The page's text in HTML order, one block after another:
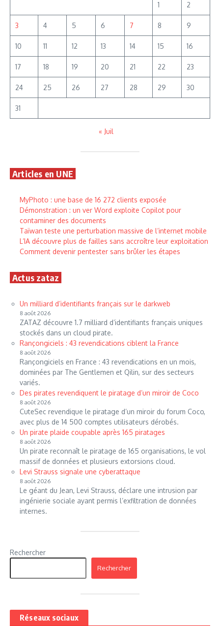
1 2
3 4 5 6 7 8 9
10 11 12 13 14 15 16
17 18 19 20 21 22 23
24 25 26 27 28 29 30
31
« Juil
Articles en UNE
MyPhoto : une base de 16 272 clients exposée
Démonstration : un ver Word exploite Copilot pour
contaminer des documents
Taïwan teste une perturbation massive de l’internet mobile
L’IA découvre plus de failles sans accroître leur exploitation
Comment devenir pentester sans brûler les étapes
Actus zataz
Un milliard d’identifiants français sur le darkweb
8 août 2026
ZATAZ découvre 1.7 milliard d’identifiants français uniques
stockés dans un cloud pirate.
Rançongiciels : 43 revendications ciblent la France
8 août 2026
Rançongiciels en France : 43 revendications en un mois,
dominées par The Gentlemen et Qilin, sur des secteurs
variés.
Des pirates revendiquent le piratage d’un miroir de Coco
8 août 2026
CuteSec revendique le piratage d’un miroir du forum Coco,
avec plus de 14 500 comptes utilisateurs dérobés.
Un pirate plaide coupable après 165 piratages
8 août 2026
Un pirate reconnaît le piratage de 165 organisations, le vol
massif de données et plusieurs extorsions cloud.
Levi Strauss signale une cyberattaque
8 août 2026
Le géant du Jean, Levi Strauss, déclare une intrusion par
ingénierie sociale ayant permis l’exfiltration de données
internes.
Rechercher
Rechercher
Réseaux sociaux